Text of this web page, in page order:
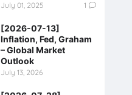
July 01, 2025 1
[2026-07-13]
Inflation, Fed, Graham
– Global Market
Outlook
July 13, 2026